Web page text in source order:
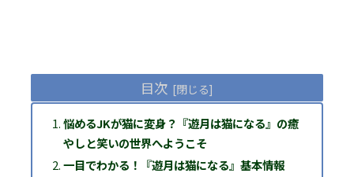
目次
悩めるJKが猫に変身？『遊月は猫になる』の癒
やしと笑いの世界へようこそ
一目でわかる！『遊月は猫になる』基本情報